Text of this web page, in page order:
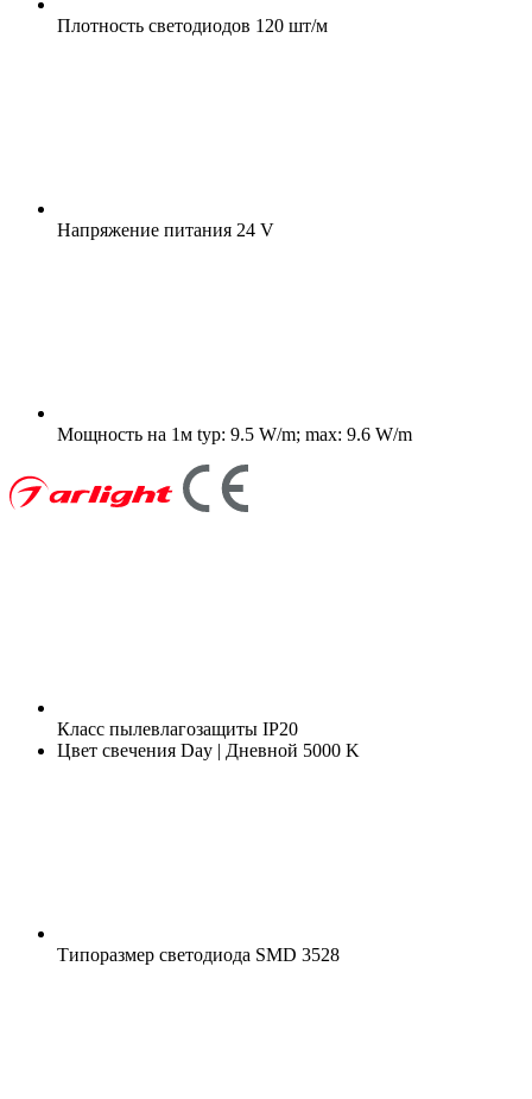
Плотность светодиодов 120 шт/м
Напряжение питания 24 V
Мощность на 1м typ: 9.5 W/m; max: 9.6 W/m
Класс пылевлагозащиты IP20
Цвет свечения Day | Дневной 5000 K
Типоразмер светодиода SMD 3528